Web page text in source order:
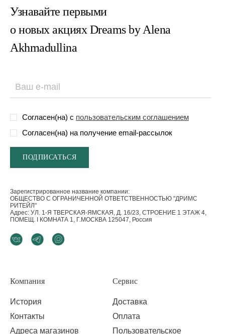
Узнавайте первыми
о новых акциях Dreams by Alena
Akhmadullina
Согласен(на) с пользовательским соглашением
Согласен(на) на получение email-рассылок
Зарегистрированное название компании:
ОБЩЕСТВО С ОГРАНИЧЕННОЙ ОТВЕТСТВЕННОСТЬЮ "ДРИМС
РИТЕЙЛ"
Адрес: УЛ. 1-Я ТВЕРСКАЯ-ЯМСКАЯ, Д. 16/23, СТРОЕНИЕ 1 ЭТАЖ 4,
ПОМЕЩ. I КОМНАТА 1, Г.МОСКВА 125047, Россия
Компания
История
Контакты
Адреса магазинов
Сервис
Доставка
Оплата
Пользовательское